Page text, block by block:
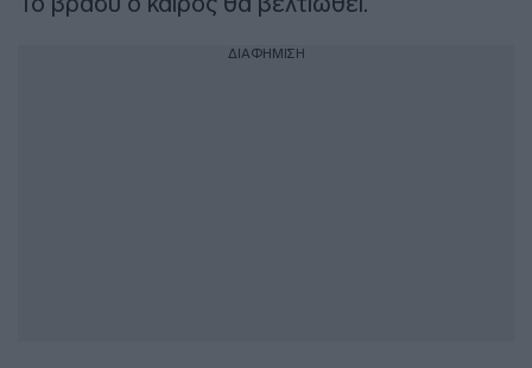
ΔΙΑΦΗΜΙΣΗ